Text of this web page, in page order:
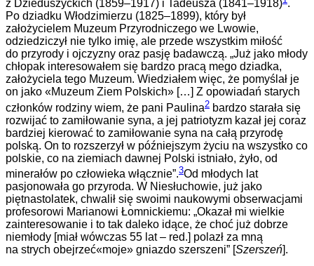
z Dzieduszyckich (1859–1917) i Tadeusza (1841–1918) .
Po dziadku Włodzimierzu (1825–1899), który był
założycielem Muzeum Przyrodniczego we Lwowie,
odziedziczył nie tylko imię, ale przede wszystkim miłość
do przyrody i ojczyzny oraz pasję badawczą. „Już jako młody
chłopak interesowałem się bardzo pracą mego dziadka,
założyciela tego Muzeum. Wiedziałem więc, że pomyślał je
on jako «Muzeum Ziem Polskich» […] Z opowiadań starych
członków rodziny wiem, że pani Paulina2 bardzo starała się
rozwijać to zamiłowanie syna, a jej patriotyzm kazał jej coraz
bardziej kierować to zamiłowanie syna na całą przyrodę
polską. On to rozszerzył w późniejszym życiu na wszystko co
polskie, co na ziemiach dawnej Polski istniało, żyło, od
minerałów po człowieka włącznie”.3Od młodych lat
pasjonowała go przyroda. W Niesłuchowie, już jako
piętnastolatek, chwalił się swoimi naukowymi obserwacjami
profesorowi Marianowi Łomnickiemu: „Okazał mi wielkie
zainteresowanie i to tak daleko idące, że choć już dobrze
niemłody [miał wówczas 55 lat – red.] polazł za mną
na strych obejrzeć«moje» gniazdo szerszeni” [Szerszeń].